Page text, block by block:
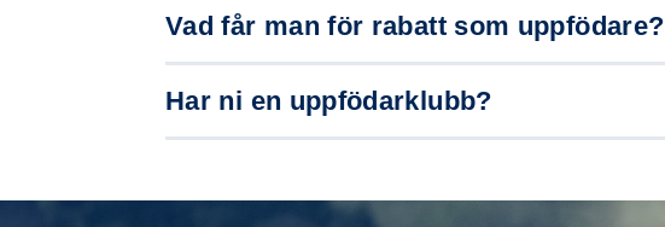
Vad får man för rabatt som uppfödare?
Har ni en uppfödarklubb?